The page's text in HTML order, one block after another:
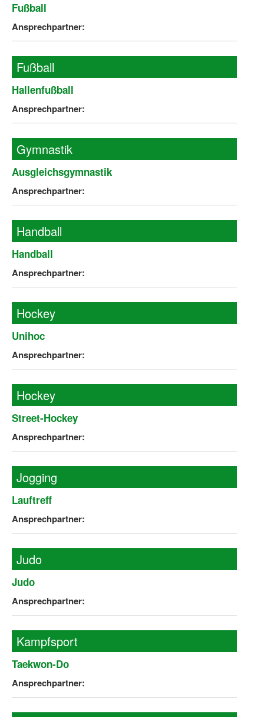
Fußball
Ansprechpartner:
Fußball
Hallenfußball
Ansprechpartner:
Gymnastik
Ausgleichsgymnastik
Ansprechpartner:
Handball
Handball
Ansprechpartner:
Hockey
Unihoc
Ansprechpartner:
Hockey
Street-Hockey
Ansprechpartner:
Jogging
Lauftreff
Ansprechpartner:
Judo
Judo
Ansprechpartner:
Kampfsport
Taekwon-Do
Ansprechpartner: